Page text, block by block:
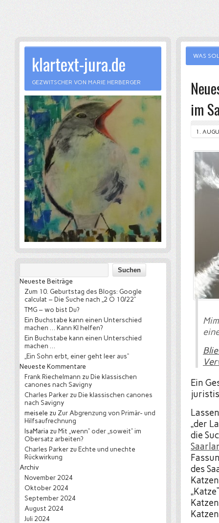
WAS
im
1.
Ein
„der
die
des
klartext-jura.de
GEZWITSCHER VON MARIE HERBERGER
Neueste Beiträge
Zum 10. Geburtstag des Blogs: Google
calculat – Die Suche nach „2 O 10/22“
TMG – wo bist Du?
Ein Buchstabe kann einen Unterschied
machen … Kann KI helfen?
Ein Buchstabe kann einen Unterschied
machen …
„Ein Sohn erbt, einer geht leer aus“
Neueste Kommentare
Frank Riechelmann zu Die klassischen
canones nach Savigny
Charles Parker zu Die klassischen canones
nach Savigny
meisele zu Zur Abgrenzung von Primär- und
Hilfsaufrechnung
IsaMaria zu Mit „wenn“ oder „soweit“ im
Obersatz arbeiten?
Charles Parker zu Echte und unechte
Rückwirkung
Archiv
November 2024
Oktober 2024
September 2024
August 2024
Juli 2024